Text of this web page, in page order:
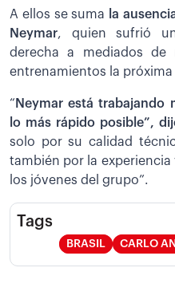
A ellos se suma
la
Neymar, quien sufrió
derecha a mediados
entrenamientos la
“ Neymar está trabajando
lo más rápido posible”,
solo por su calidad
también por la experiencia
los jóvenes del grupo”.
Tags
BRASIL CARLO